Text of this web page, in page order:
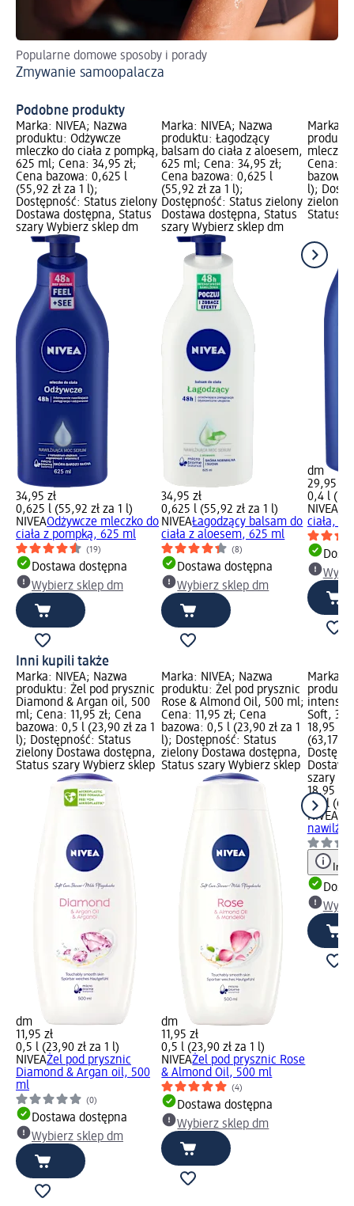
Popularne domowe sposoby i porady
Zmywanie samoopalacza
Podobne produkty
Marka: NIVEA; Nazwa
produktu: Odżywcze
mleczko do ciała z pompką,
625 ml; Cena: 34,95 zł;
Cena bazowa: 0,625 l
(55,92 zł za 1 l);
Dostępność: Status zielony
Dostawa dostępna, Status
szary Wybierz sklep dm
34,95 zł
0,625 l (55,92 zł za 1 l)
NIVEAOdżywcze mleczko do
ciała z pompką, 625 ml
(19)
Dostawa dostępna
Wybierz sklep dm
Marka: NIVEA; Nazwa
produktu: Łagodzący
balsam do ciała z aloesem,
625 ml; Cena: 34,95 zł;
Cena bazowa: 0,625 l
(55,92 zł za 1 l);
Dostępność: Status zielony
Dostawa dostępna, Status
szary Wybierz sklep dm
34,95 zł
0,625 l (55,92 zł za 1 l)
NIVEAŁagodzący balsam do
ciała z aloesem, 625 ml
(8)
Dostawa dostępna
Wybierz sklep dm
Marka:
mleczko
Cena:
bazowa:
l);
zielony
Status
dm
29,95 zł
0,4 l
NIVEA
ciała,
Inni kupili także
Marka: NIVEA; Nazwa
produktu: Żel pod prysznic
Diamond & Argan oil, 500
ml; Cena: 11,95 zł; Cena
bazowa: 0,5 l (23,90 zł za 1
l); Dostępność: Status
zielony Dostawa dostępna,
Status szary Wybierz sklep
dm
11,95 zł
0,5 l (23,90 zł za 1 l)
NIVEAŻel pod prysznic
Diamond & Argan oil, 500
ml
(0)
Dostawa dostępna
Wybierz sklep dm
Marka: NIVEA; Nazwa
produktu: Żel pod prysznic
Rose & Almond Oil, 500 ml;
Cena: 11,95 zł; Cena
bazowa: 0,5 l (23,90 zł za 1
l); Dostępność: Status
zielony Dostawa dostępna,
Status szary Wybierz sklep
dm
11,95 zł
0,5 l (23,90 zł za 1 l)
NIVEAŻel pod prysznic Rose
& Almond Oil, 500 ml
(4)
Dostawa dostępna
Wybierz sklep dm
Marka:
Soft,
18,95
(63,17
szary
18,95 zł
0,3 l
NIVEA